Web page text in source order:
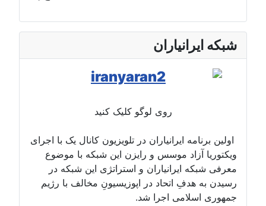
شبکه ایرانیاران
روی لوگو کلیک کنید
اولین برنامه ایرانیاران در تلویزیون کانال یک با اجرای
ویکتوریا آزاد موسس و رایزن این شبکه با موضوع
معرفی شبکه ایرانیاران و استراتژی این شبکه در
رسیدن به هدفِ اتحاد در اپوزیسیونِ مخالف با رژیم
جمهوری اسلامی اجرا شد.